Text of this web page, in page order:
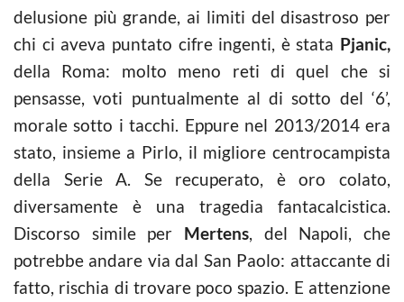
delusione più grande, ai limiti del disastroso per
chi ci aveva puntato cifre ingenti, è stata Pjanic,
della Roma: molto meno reti di quel che si
pensasse, voti puntualmente al di sotto del ‘6’,
morale sotto i tacchi. Eppure nel 2013/2014 era
stato, insieme a Pirlo, il migliore centrocampista
della Serie A. Se recuperato, è oro colato,
diversamente è una tragedia fantacalcistica.
Discorso simile per Mertens , del Napoli, che
potrebbe andare via dal San Paolo: attaccante di
fatto, rischia di trovare poco spazio. E attenzione